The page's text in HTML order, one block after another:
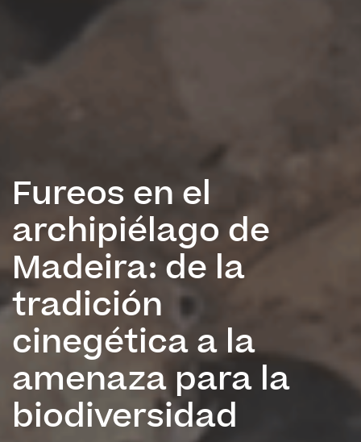
Fureos en el
archipiélago de
Madeira: de la
tradición
cinegética a la
amenaza para la
biodiversidad